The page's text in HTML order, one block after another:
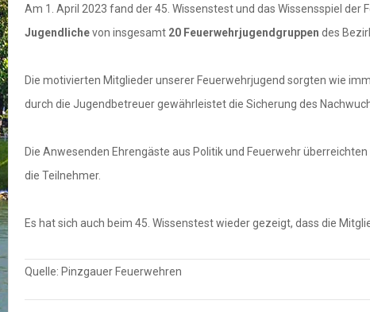
Am 1. April 2023 fand der 45. Wissenstest und das Wissensspiel
Jugendlichevon insgesamt 20 Feuerwehrjugendgruppen des
Die motivierten Mitglieder unserer Feuerwehrjugend sorgten wie
durch die Jugendbetreuer gewährleistet die Sicherung des
Die Anwesenden Ehrengäste aus Politik und Feuerwehr
die Teilnehmer.
Es hat sich auch beim 45. Wissenstest wieder gezeigt, dass die
Quelle: Pinzgauer Feuerwehren